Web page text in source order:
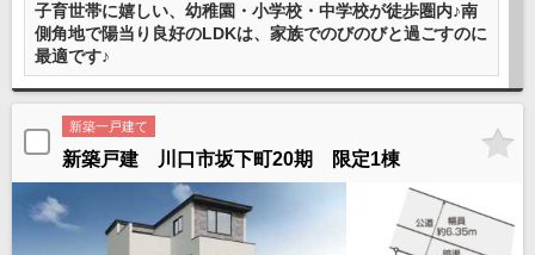
子育世帯に嬉しい、幼稚園・小学校・中学校が徒歩圏内♪南
側角地で陽当り良好のLDKは、家族でのびのびと過ごすのに
最適です♪
新築一戸建て
新築戸建 川口市坂下町20期 限定1棟